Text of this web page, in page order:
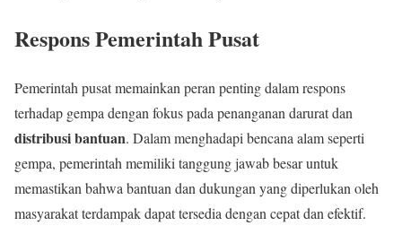
Respons Pemerintah Pusat
Pemerintah pusat memainkan peran penting dalam respons
terhadap gempa dengan fokus pada penanganan darurat dan
distribusi bantuan. Dalam menghadapi bencana alam seperti
gempa, pemerintah memiliki tanggung jawab besar untuk
memastikan bahwa bantuan dan dukungan yang diperlukan oleh
masyarakat terdampak dapat tersedia dengan cepat dan efektif.